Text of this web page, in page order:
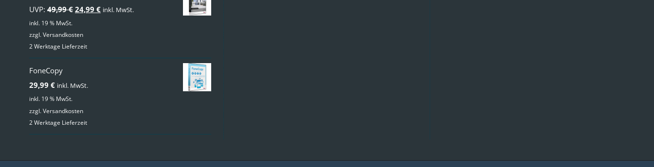
UVP: 49,99€ Ursprünglicher
war:
24,99 €Aktueller
inkl. MwSt.
inkl. 19 % MwSt.
zzgl.Versandkosten
2 Werktage Lieferzeit
FoneCopy
29,99 € inkl. MwSt.
inkl. 19 % MwSt.
zzgl.Versandkosten
2 Werktage Lieferzeit